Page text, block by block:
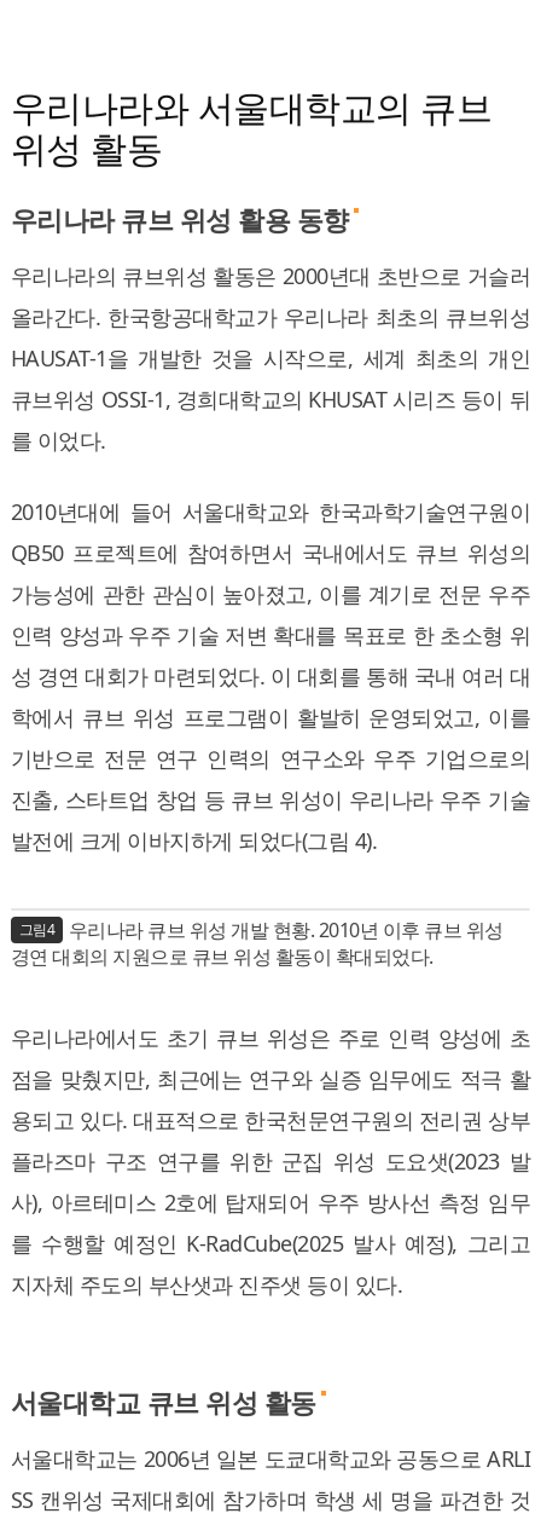
우리나라와 서울대학교의 큐브
위성 활동
우리나라 큐브 위성 활용 동향
우리나라의 큐브위성 활동은 2000년대 초반으로 거슬러
올라간다. 한국항공대학교가 우리나라 최초의 큐브위성
HAUSAT-1을 개발한 것을 시작으로, 세계 최초의 개인
큐브위성 OSSI-1, 경희대학교의 KHUSAT 시리즈 등이 뒤
를 이었다.
2010년대에 들어 서울대학교와 한국과학기술연구원이
QB50 프로젝트에 참여하면서 국내에서도 큐브 위성의
가능성에 관한 관심이 높아졌고, 이를 계기로 전문 우주
인력 양성과 우주 기술 저변 확대를 목표로 한 초소형 위
성 경연 대회가 마련되었다. 이 대회를 통해 국내 여러 대
학에서 큐브 위성 프로그램이 활발히 운영되었고, 이를
기반으로 전문 연구 인력의 연구소와 우주 기업으로의
진출, 스타트업 창업 등 큐브 위성이 우리나라 우주 기술
발전에 크게 이바지하게 되었다(그림 4).
그림4
우리나라 큐브 위성 개발 현황. 2010년 이후 큐브 위성
경연 대회의 지원으로 큐브 위성 활동이 확대되었다.
우리나라에서도 초기 큐브 위성은 주로 인력 양성에 초
점을 맞췄지만, 최근에는 연구와 실증 임무에도 적극 활
용되고 있다. 대표적으로 한국천문연구원의 전리권 상부
플라즈마 구조 연구를 위한 군집 위성 도요샛(2023 발
사), 아르테미스 2호에 탑재되어 우주 방사선 측정 임무
를 수행할 예정인 K-RadCube(2025 발사 예정), 그리고
지자체 주도의 부산샛과 진주샛 등이 있다.
서울대학교 큐브 위성 활동
서울대학교는 2006년 일본 도쿄대학교와 공동으로 ARLI
SS 캔위성 국제대회에 참가하며 학생 세 명을 파견한 것